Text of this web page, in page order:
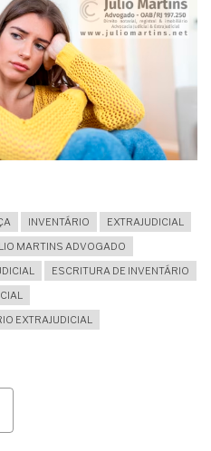
INVENTÁRIO
EXTRAJUDICIAL
MARTINS ADVOGADO
ESCRITURA DE INVENTÁRIO
EXTRAJUDICIAL
TENHO